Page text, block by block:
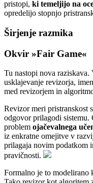
pristopi, ki temeljijo na
opredelijo stopnjo
Širjenje razmika
Okvir »Fair Game«
Tu nastopi nova
usklajevanje revizorja,
med revizorjem in
Revizor meri pristranskost
odgovor prilagodi sistemu.
problem ojačevalnega
iz enkratne omejitve v
prilagaja novim podatkom
pravičnosti.
Formalno je to modelirano